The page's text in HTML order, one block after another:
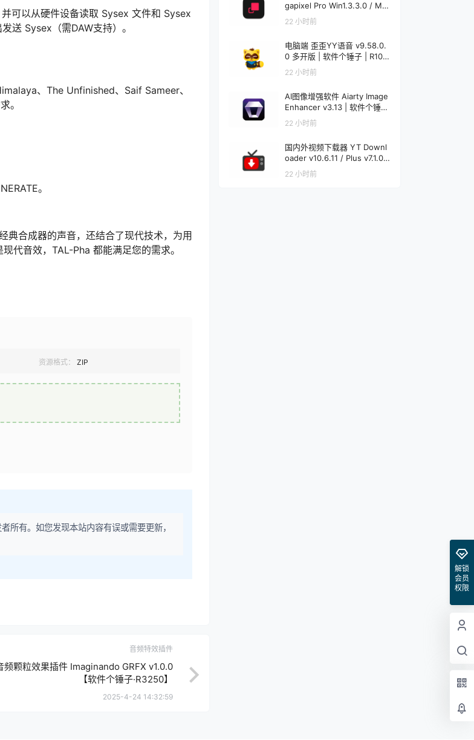
可以从硬件设备读取 Sysex 文件和 Sysex
送 Sysex（需DAW支持）。
、The Unfinished、Saif Sameer、
。
。
典合成器的声音，还结合了现代技术，为用
代音效，TAL-Pha 都能满足您的需求。
资源格式： ZIP
所有。如您发现本站内容有误或需要更新，
音频特效插件
频颗粒效果插件 Imaginando GRFX v1.0.0
【软件个锤子·R3250】
2025-4-24 14:32:59
gapixel Pro Win1.3.3.0 / Mac
1.0.0 | 软件个锤子 | R4521
22 小时前
电脑端 歪歪YY语音 v9.58.0.
0 多开版 | 软件个锤子 | R108
22 小时前
AI图像增强软件 Aiarty Image
Enhancer v3.13 | 软件个锤子
| R1848
22 小时前
国内外视频下载器 YT Downl
oader v10.6.11 / Plus v7.1.0
Mac v7.1.0 | 软件个锤子 | R12
20
22 小时前
解锁
会员
权限